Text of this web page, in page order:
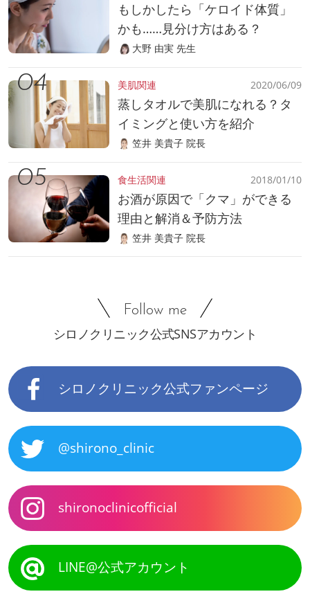
もしかしたら「ケロイド体質」
かも……見分け方はある？
大野 由実 先生
美肌関連 2020/06/09
蒸しタオルで美肌になれる？タ
イミングと使い方を紹介
笠井 美貴子 院長
食生活関連 2018/01/10
お酒が原因で「クマ」ができる
理由と解消＆予防方法
笠井 美貴子 院長
Follow me
シロノクリニック公式SNSアカウント
シロノクリニック公式ファンページ
@shirono_clinic
shironoclinicofficial
LINE@公式アカウント